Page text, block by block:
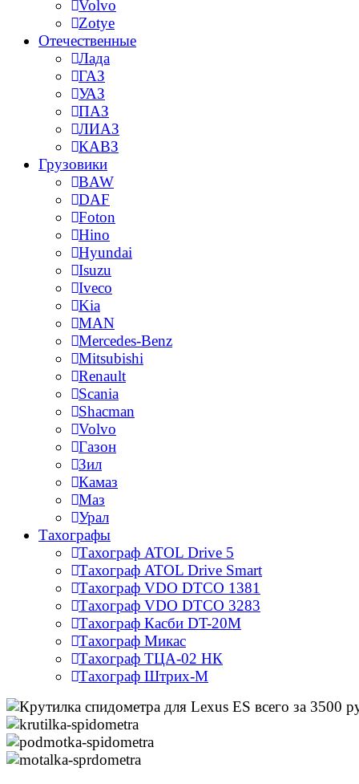
Volvo
Zotye
Отечественные
Лада
ГАЗ
УАЗ
ПАЗ
ЛИАЗ
КАВЗ
Грузовики
BAW
DAF
Foton
Hino
Hyundai
Isuzu
Iveco
Kia
MAN
Mercedes-Benz
Mitsubishi
Renault
Scania
Shacman
Volvo
Газон
Зил
Камаз
Маз
Урал
Тахографы
Тахограф ATOL Drive 5
Тахограф ATOL Drive Smart
Тахограф VDO DTCO 1381
Тахограф VDO DTCO 3283
Тахограф Касби DT-20M
Тахограф Микас
Тахограф ТЦА-02 НК
Тахограф Штрих-М